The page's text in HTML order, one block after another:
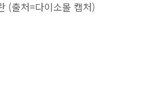
(출처=다이소몰 캡처)